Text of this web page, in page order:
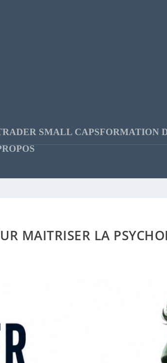
SMALL CAPSFORMATION
MAITRISER LA